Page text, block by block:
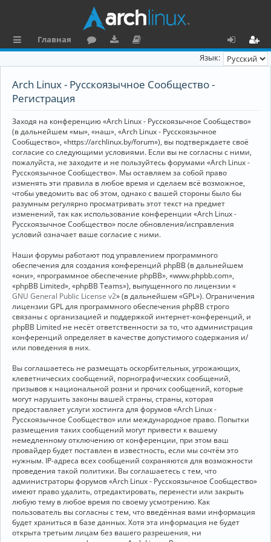
л
и
Главная
н
та
ц
и
я
х
ег
Язык:
Arch Linux - Русскоязычное Сообщество -
Регистрация
Заходя на конференцию «Arch Linux - Русскоязычное Сообщество»
(в дальнейшем «мы», «наш», «Arch Linux - Русскоязычное
Сообщество», «https://archlinux.by/forum»), вы подтверждаете своё
согласие со следующими условиями. Если вы не согласны с ними,
пожалуйста, не заходите и не пользуйтесь форумами «Arch Linux -
Русскоязычное Сообщество». Мы оставляем за собой право
изменять эти правила в любое время и сделаем всё возможное,
чтобы уведомить вас об этом, однако с вашей стороны было бы
разумным регулярно просматривать этот текст на предмет
изменений, так как использование конференции «Arch Linux -
Русскоязычное Сообщество» после обновления/исправления
условий означает ваше согласие с ними.
Наши форумы работают под управлением программного
обеспечения для создания конференций phpBB (в дальнейшем
«они», «программное обеспечение phpBB», «www.phpbb.com»,
«phpBB Limited», «phpBB Teams»), выпущенного по лицензии «
GNU General Public License v2» (в дальнейшем «GPL»). Ограничения
лицензии GPL для программного обеспечения phpBB строго
связаны с организацией и поддержкой интернет-конференций, и
phpBB Limited не несёт ответственности за то, что администрация
конференций определяет в качестве допустимого содержания и/
или поведения в них.
Вы соглашаетесь не размещать оскорбительных, угрожающих,
клеветнических сообщений, порнографических сообщений,
призывов к национальной розни и прочих сообщений, которые
могут нарушить законы вашей страны, страны, которая
предоставляет услуги хостинга для форумов «Arch Linux -
Русскоязычное Сообщество» или международное право. Попытки
размещения таких сообщений могут привести к вашему
немедленному отключению от конференции, при этом ваш
провайдер будет поставлен в известность, если мы сочтём это
нужным. IP-адреса всех сообщений сохраняются для возможности
проведения такой политики. Вы соглашаетесь с тем, что
администраторы форумов «Arch Linux - Русскоязычное Сообщество»
имеют право удалить, отредактировать, перенести или закрыть
любую тему в любое время по своему усмотрению. Как
пользователь вы согласны с тем, что введённая вами информация
будет храниться в базе данных. Хотя эта информация не будет
открыта третьим лицам без вашего разрешения, ни